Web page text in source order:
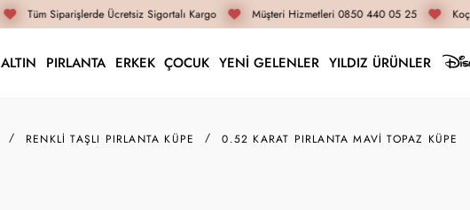
Tüm Siparişlerde Ücretsiz Sigortalı Kargo Müşteri Hizmetleri 0850 440 05 25
ALTIN PIRLANTA ERKEK ÇOCUK YENİ GELENLER YILDIZ ÜRÜNLER
RENKLI TAŞLI PIRLANTA KÜPE 0.52 KARAT PIRLANTA MAVI TOPAZ KÜPE